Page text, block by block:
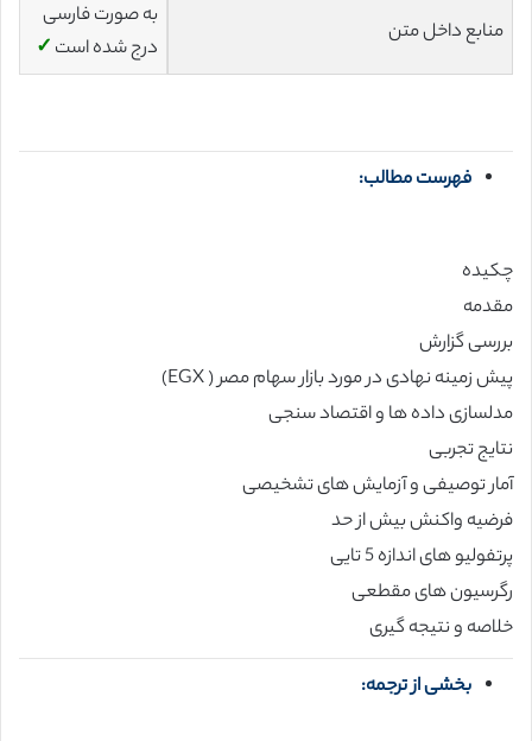
منابع داخل متن
به صورت فارسی
درج شده است ✓
فهرست مطالب:
چکیده
مقدمه
بررسی گزارش
پیش زمینه نهادی در مورد بازار سهام مصر ( EGX)
مدلسازی داده ها و اقتصاد سنجی
نتایج تجربی
آمار توصیفی و آزمایش های تشخیصی
فرضیه واکنش بیش از حد
پرتفولیو های اندازه 5 تایی
رگرسیون های مقطعی
خلاصه و نتیجه گیری
بخشی از ترجمه: